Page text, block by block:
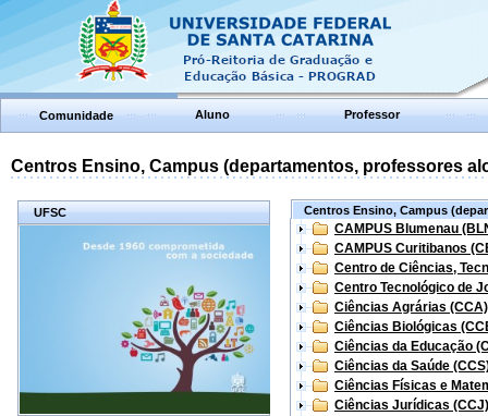
Comunidade Aluno Professor
Centros Ensino, Campus (departamentos, professores
UFSC Centros Ensino, Campus
CAMPUS Blumenau
CAMPUS Curitibanos
Centro de Ciências,
Centro Tecnológico de
Ciências Agrárias (CCA)
Ciências Biológicas
Ciências da Educação
Ciências da Saúde
Ciências Físicas e
Ciências Jurídicas (CCJ)